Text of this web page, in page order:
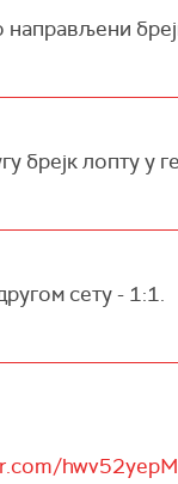
направљени
лопту у
сету - 1:1.